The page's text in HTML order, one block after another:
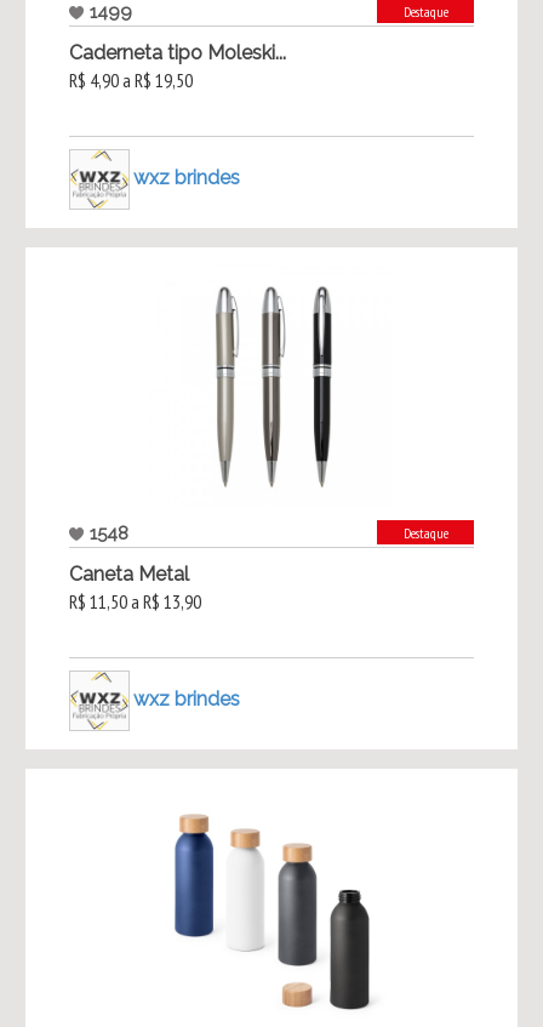
1499 Destaque
Caderneta tipo Moleski...
R$ 4,90 a R$ 19,50
wxz brindes
1548 Destaque
Caneta Metal
R$ 11,50 a R$ 13,90
wxz brindes